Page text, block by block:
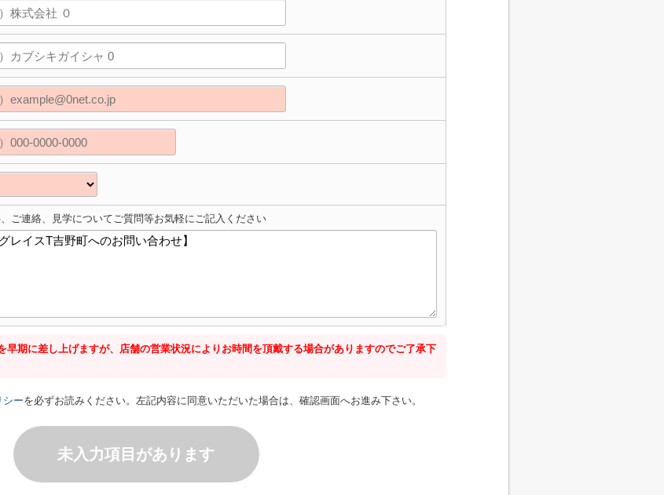
ご連絡、見学についてご質問等お気軽にご記入ください
期に差し上げますが、店舗の営業状況によりお時間を頂戴する場合がありますのでご了承下
シーを必ずお読みください。左記内容に同意いただいた場合は、確認画面へお進み下さい。
未入力項目があります